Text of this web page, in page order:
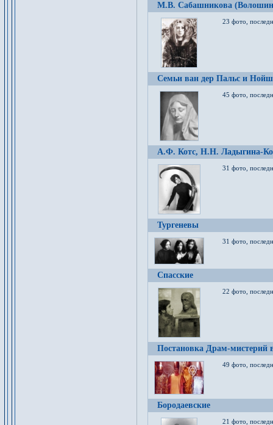
М.В. Сабашникова
23 фото,
Семьи ван дер Пальс и
45 фото,
А.Ф. Котс, Н.Н. Ладыгина-
31 фото,
Тургеневы
31 фото,
Спасские
22 фото,
Постановка Драм-мистерий
49 фото,
Бородаевские
21 фото,